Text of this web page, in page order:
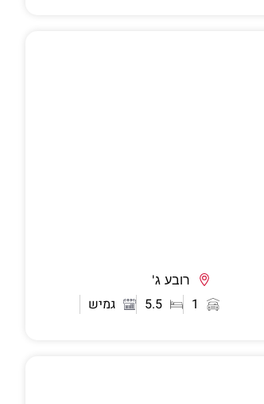
רובע ג'
1
5.5 גמיש